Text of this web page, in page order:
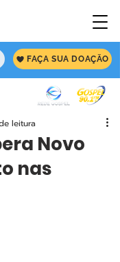
FAÇA SUA DOAÇÃO
Novo
nas
leitura